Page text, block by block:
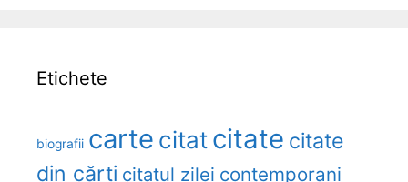
Etichete
biografii carte citatcitate citate
din cărți citatul zilei contemporani